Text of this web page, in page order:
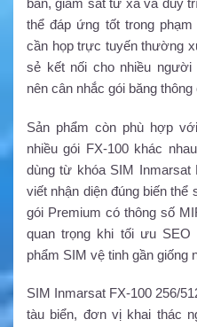
bản, giám sát từ xa và duy
thể đáp ứng tốt trong
cần họp trực tuyến thường
sẻ kết nối cho nhiều người
nên cân nhắc gói băng
Sản phẩm còn phù hợp
nhiều gói FX-100 khác
dùng từ khóa SIM Inmarsat
viết nhận diện đúng biến
gói Premium có thông số
quan trọng khi tối ưu
phẩm SIM vệ tinh gần giống
SIM Inmarsat FX-100 256/
tàu biển, đơn vị khai thác